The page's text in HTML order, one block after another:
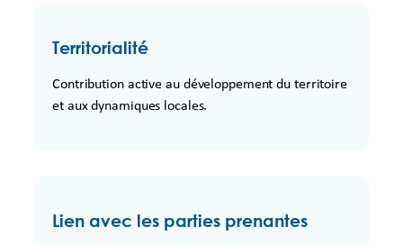
Territorialité
Contribution active au développement du territoire
et aux dynamiques locales.
Lien avec les parties prenantes